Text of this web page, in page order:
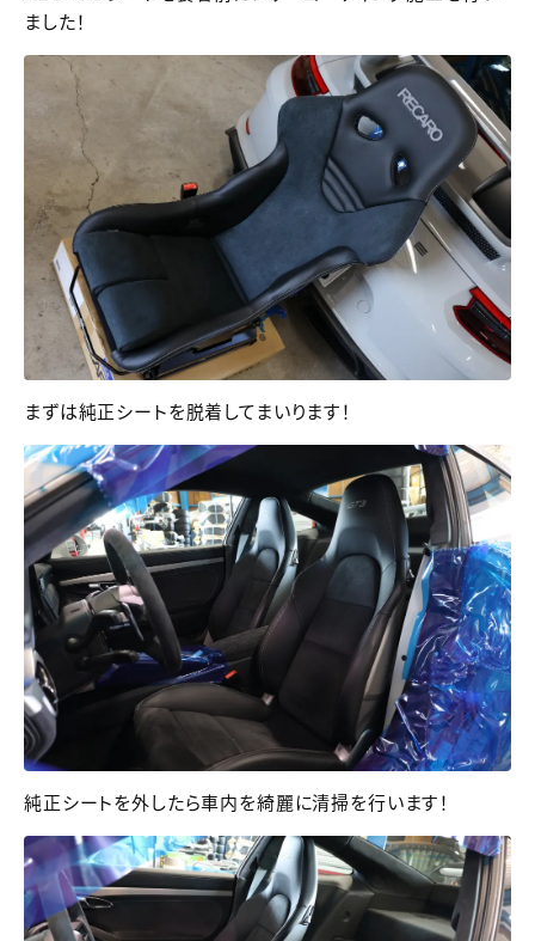
ました！
まずは純正シートを脱着してまいります！
純正シートを外したら車内を綺麗に清掃を行います！